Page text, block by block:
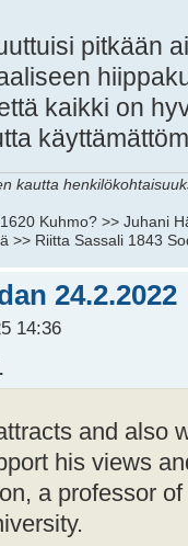
pitkään
kaikki on
kautta
Kuhmo? >> Juhani
>> Riitta Sassali 1843
24.2.2022
14:36
and also
his views
a professor